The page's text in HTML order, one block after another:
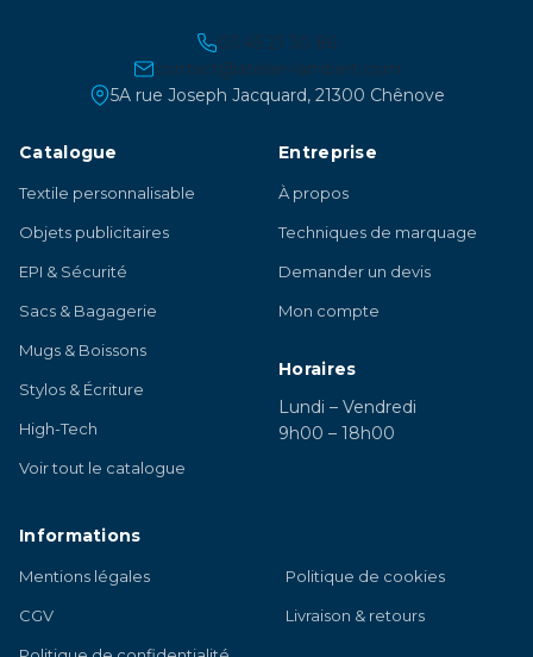
03 45 21 30 86
contact@atelier-lambert.com
5A rue Joseph Jacquard, 21300 Chênove
Catalogue
Textile personnalisable
Objets publicitaires
EPI & Sécurité
Sacs & Bagagerie
Mugs & Boissons
Stylos & Écriture
High-Tech
Voir tout le catalogue
Entreprise
À propos
Techniques de marquage
Demander un devis
Mon compte
Horaires
Lundi – Vendredi
9h00 – 18h00
Informations
Mentions légales
CGV
Politique de cookies
Livraison & retours